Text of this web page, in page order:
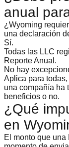
anual
¿Wyoming
una declaración
Sí.
Todas las LLC
Reporte Anual.
No hay
Aplica para
una compañía ha
beneficios o no.
¿Qué
en
El monto que una